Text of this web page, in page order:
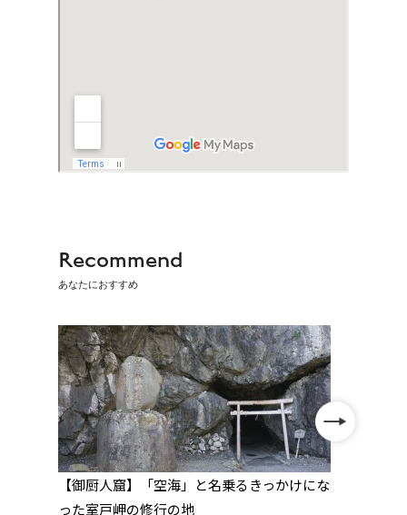
Recommend
あなたにおすすめ
【御厨人窟】「空海」と名乗るきっかけにな
った室戸岬の修行の地